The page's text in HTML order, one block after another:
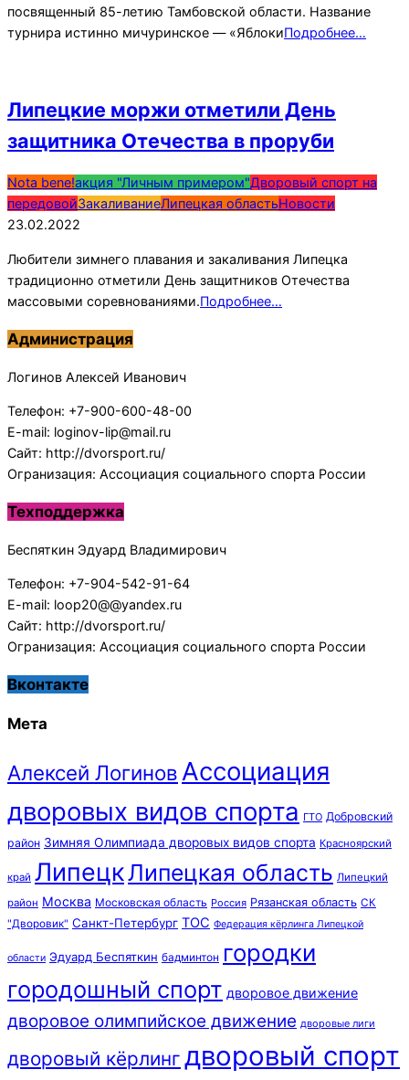
посвященный 85-летию Тамбовской области. Название
турнира истинно мичуринское — «ЯблокиПодробнее…
Липецкие моржи отметили День
защитника Отечества в проруби
2022-
02-
23
Nota bene!акция "Личным примером"Дворовый спорт на
передовойЗакаливаниеЛипецкая областьНовости
23.02.2022
Любители зимнего плавания и закаливания Липецка
традиционно отметили День защитников Отечества
массовыми соревнованиями.Подробнее…
Администрация
Логинов Алексей Иванович
Телефон: +7-900-600-48-00
E-mail: loginov-lip@mail.ru
Сайт: http://dvorsport.ru/
Огранизация: Ассоциация социального спорта России
Техподдержка
Беспяткин Эдуард Владимирович
Телефон: +7-904-542-91-64
E-mail: loop20@@yandex.ru
Сайт: http://dvorsport.ru/
Огранизация: Ассоциация социального спорта России
Вконтакте
Мета
Алексей Логинов Ассоциация
дворовых видов спорта ГТО Добровский
район Зимняя Олимпиада дворовых видов спорта Красноярский
край ЛипецкЛипецкая область Липецкий
район Москва Московская область Россия Рязанская область СК
"Дворовик" Санкт-Петербург ТОС Федерация кёрлинга Липецкой
области Эдуард Беспяткин бадминтон городки
городошный спорт дворовое движение
дворовое олимпийское движение дворовые лиги
дворовый кёрлинг дворовый спорт